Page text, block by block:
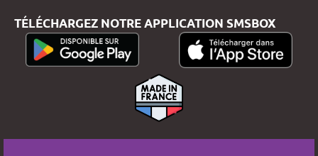
TÉLÉCHARGEZ NOTRE APPLICATION SMSBOX